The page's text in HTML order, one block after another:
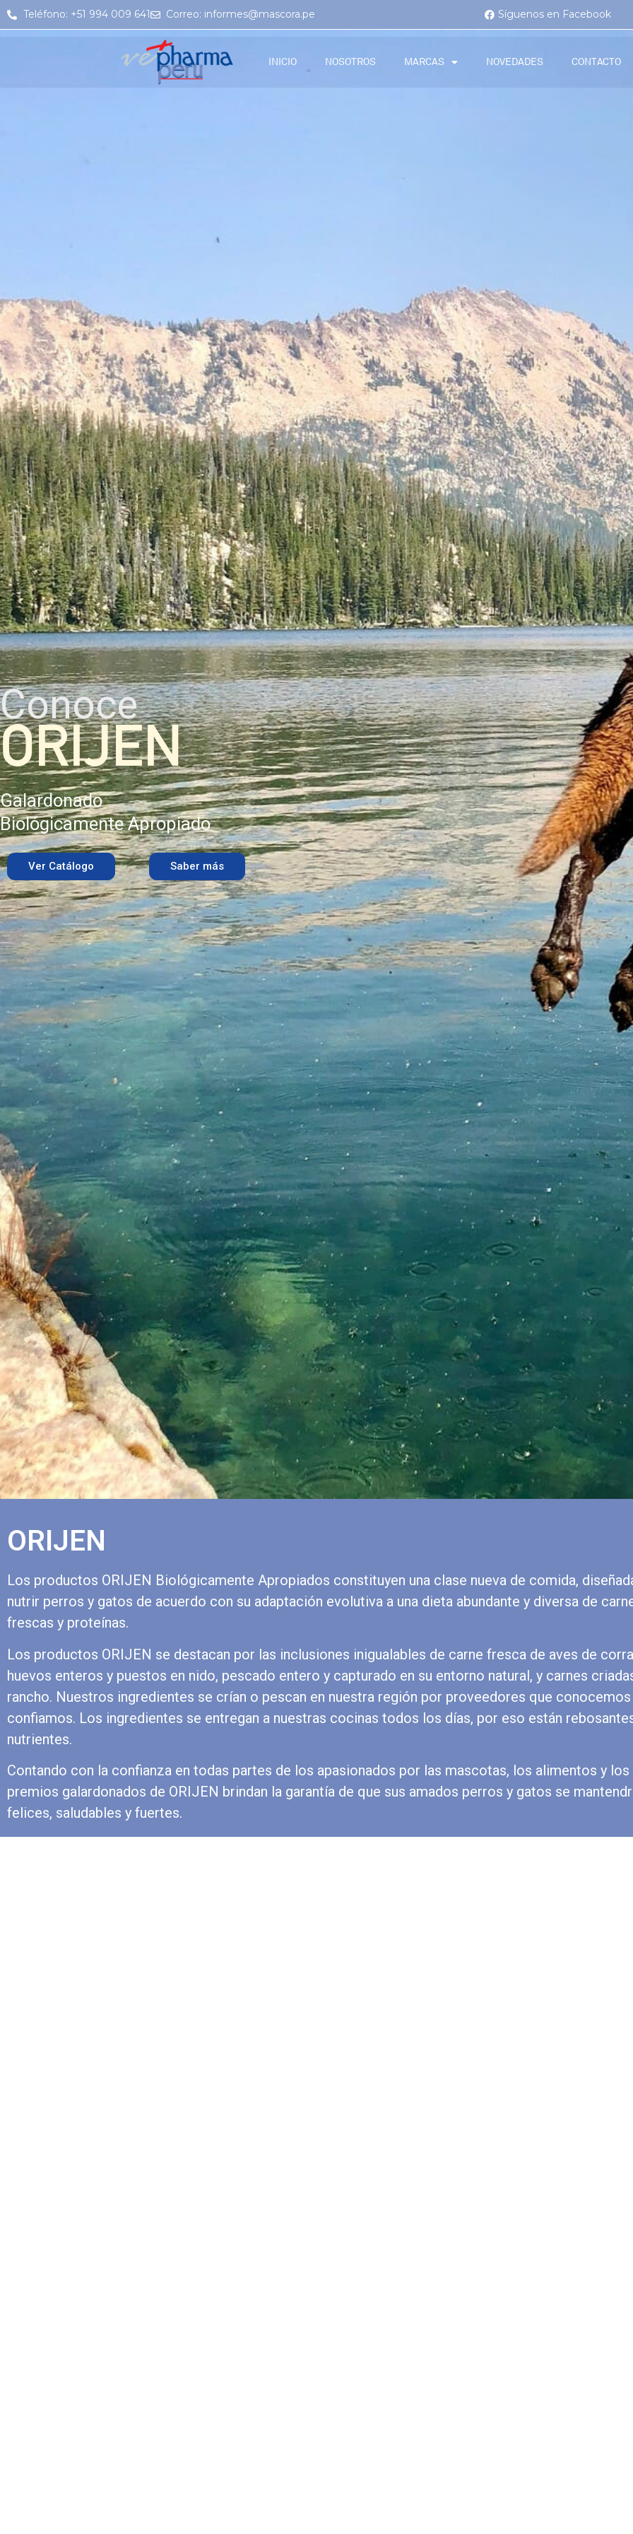
Teléfono: +51 994 009 641 Correo: informes@mascora.pe Síguenos en Facebook
INICIO NOSOTROS MARCAS NOVEDADES CONTACTO
Conoce
ORIJEN
Galardonado
Biológicamente Apropiado
Ver Catálogo Saber más
ORIJEN
Los productos ORIJEN Biológicamente Apropiados constituyen una clase nueva de comida,
nutrir perros y gatos de acuerdo con su adaptación evolutiva a una dieta abundante y diversa de
frescas y proteínas.
Los productos ORIJEN se destacan por las inclusiones inigualables de carne fresca de aves de
huevos enteros y puestos en nido, pescado entero y capturado en su entorno natural, y carnes
rancho. Nuestros ingredientes se crían o pescan en nuestra región por proveedores que conocemos
confiamos. Los ingredientes se entregan a nuestras cocinas todos los días, por eso están
nutrientes.
Contando con la confianza en todas partes de los apasionados por las mascotas, los alimentos y los
premios galardonados de ORIJEN brindan la garantía de que sus amados perros y gatos se
felices, saludables y fuertes.